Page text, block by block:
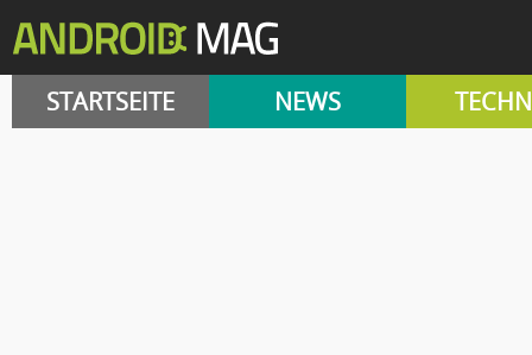
STARTSEITE NEWS